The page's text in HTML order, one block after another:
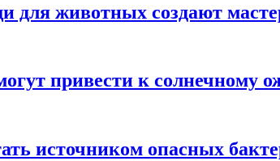
животных создают
привести к солнечному
источником опасных